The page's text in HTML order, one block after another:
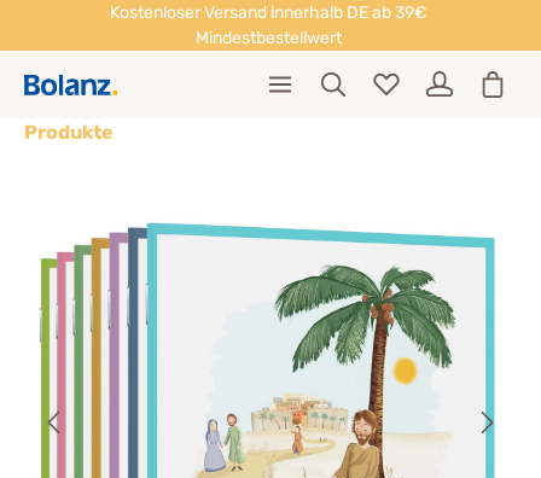
Kostenloser Versand innerhalb DE ab 39€
Mindestbestellwert
Produkte